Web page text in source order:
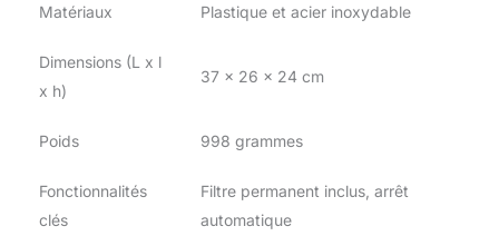
Matériaux Plastique et acier inoxydable
Dimensions (L x l
x h)
37 x 26 x 24 cm
Poids 998 grammes
Fonctionnalités
clés
Filtre permanent inclus, arrêt
automatique